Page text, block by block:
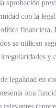
aprobación
con la
financiera.
se utilicen
y
legalidad en
otra
relevantes